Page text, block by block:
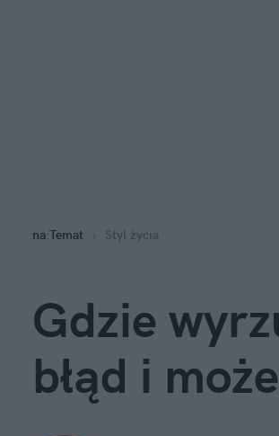
na:Temat Styl życia
Gdzie
błąd i